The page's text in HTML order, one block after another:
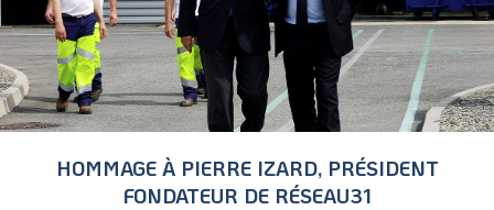
HOMMAGE À PIERRE IZARD, PRÉSIDENT
FONDATEUR DE RÉSEAU31